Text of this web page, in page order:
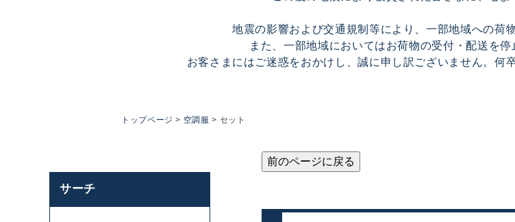
地震の影響および交通規制等により、一部地域への荷
また、一部地域においてはお荷物の受付・配送を停
お客さまにはご迷惑をおかけし、誠に申し訳ございません。何
トップページ 空調服 セット
サーチ
前のページに戻る